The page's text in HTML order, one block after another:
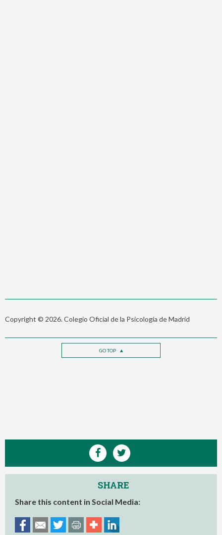
Copyright © 2026. Colegio Oficial de la Psicología de Madrid
GO TOP
SHARE
Share this content in Social Media: